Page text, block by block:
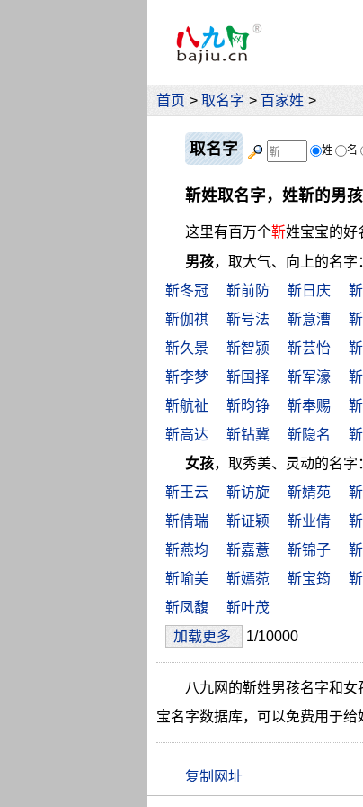
首页 > 取名字 > 百家姓 >
取名字 姓 名
靳姓取名字，姓靳的男
这里有百万个靳姓宝宝的好
男孩，取大气、向上的名字
靳冬冠
靳前防 靳日庆
靳伽祺
靳号法 靳意漕
靳久景
靳智颍 靳芸怡
靳李梦
靳国择 靳军濠
靳航祉
靳昀铮 靳奉赐
靳高达
靳钻冀 靳隐名
女孩，取秀美、灵动的名字
靳王云
靳访旋 靳婧苑
靳倩瑞
靳证颖 靳业倩
靳燕均
靳嘉薏 靳锦子
靳喻美
靳嫣菀 靳宝筠
靳凤馥
靳叶茂
加载更多
1/10000
八九网的靳姓男孩名字和
宝名字数据库，可以免费用于给